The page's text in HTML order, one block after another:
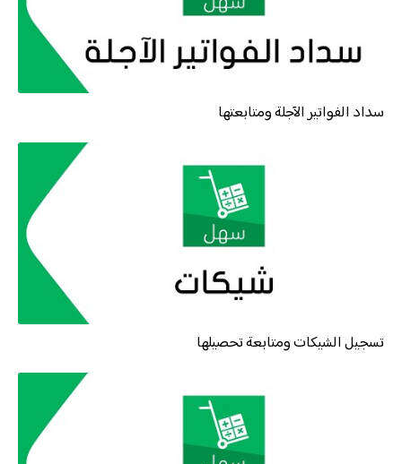
سداد الفواتير الآجلة ومتابعتها
تسجيل الشيكات ومتابعة تحصيلها